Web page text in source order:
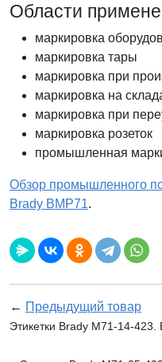
Области
маркировка
маркировка тары
маркировка при
маркировка на
маркировка при
маркировка розеток
промышленная
Обзор промышленного
Brady BMP71.
← Предыдущий товар
Этикетки Brady M71-14-